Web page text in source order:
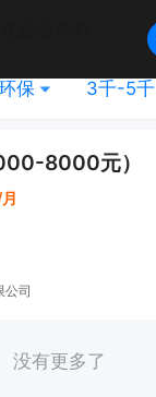
保 3千-5千
8000元）
公司
没有更多了